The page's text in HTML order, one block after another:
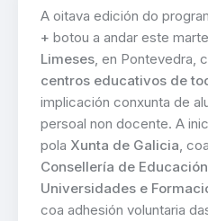
A oitava edición do
+ botou a andar este
Limeses , en Pontevedra,
centros educativos de
implicación conxunta de
persoal non docente. A
pola Xunta de Galicia ,
Consellería de
Universidades e
coa adhesión voluntaria